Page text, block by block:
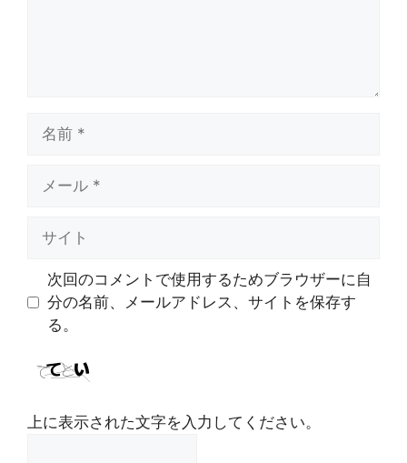
次回のコメントで使用するためブラウザーに自
分の名前、メールアドレス、サイトを保存す
る。
上に表示された文字を入力してください。